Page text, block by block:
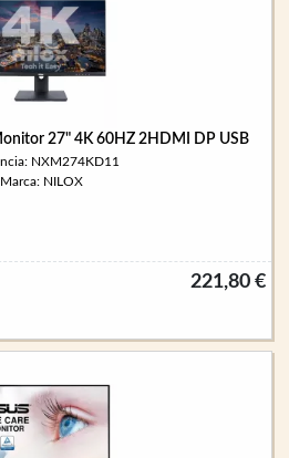
27" 4K 60HZ 2HDMI DP USB
NXM274KD11
Marca: NILOX
221,80 €